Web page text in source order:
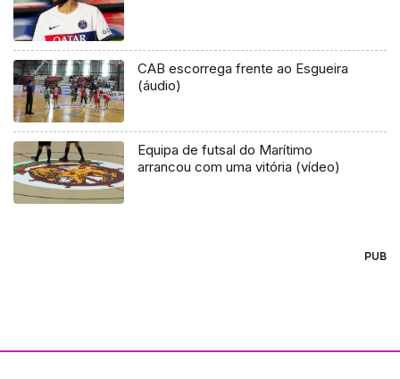
CAB escorrega frente ao Esgueira
(áudio)
Equipa de futsal do Marítimo
arrancou com uma vitória (vídeo)
PUB